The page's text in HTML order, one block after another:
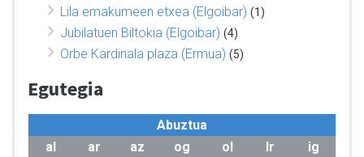
Lila emakumeen etxea (Elgoibar) (1)
Jubilatuen Biltokia (Elgoibar) (4)
Orbe Kardinala plaza (Ermua) (5)
Egutegia
Abuztua
al
ar az og ol lr
ig